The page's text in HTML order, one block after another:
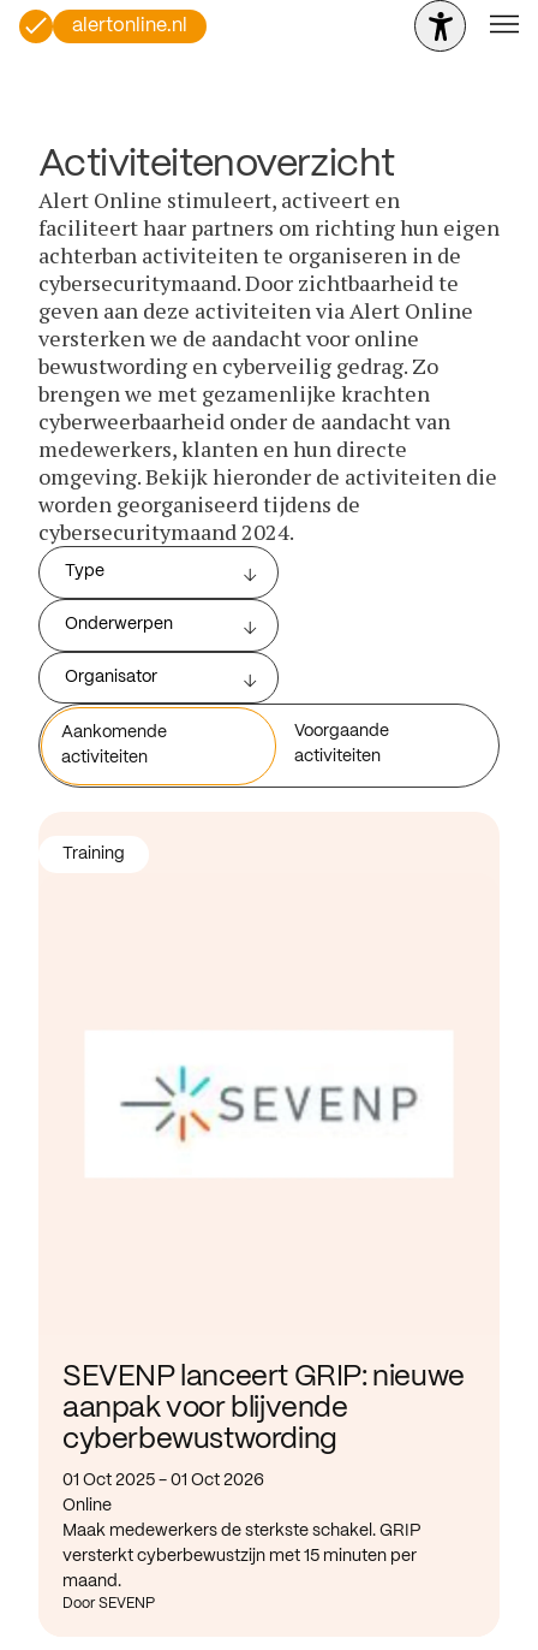
alertonline.nl
Activiteitenoverzicht
Alert Online stimuleert, activeert en
faciliteert haar partners om richting hun eigen
achterban activiteiten te organiseren in de
cybersecuritymaand. Door zichtbaarheid te
geven aan deze activiteiten via Alert Online
versterken we de aandacht voor online
bewustwording en cyberveilig gedrag. Zo
brengen we met gezamenlijke krachten
cyberweerbaarheid onder de aandacht van
medewerkers, klanten en hun directe
omgeving. Bekijk hieronder de activiteiten die
worden georganiseerd tijdens de
cybersecuritymaand 2024.
Type
Onderwerpen
Organisator
Aankomende
activiteiten
Voorgaande
activiteiten
SEVENP lanceert GRIP: nieuwe
aanpak voor blijvende
cyberbewustwording
01 Oct 2025 - 01 Oct 2026
Online
Maak medewerkers de sterkste schakel. GRIP
versterkt cyberbewustzijn met 15 minuten per
maand.
Door SEVENP
Training